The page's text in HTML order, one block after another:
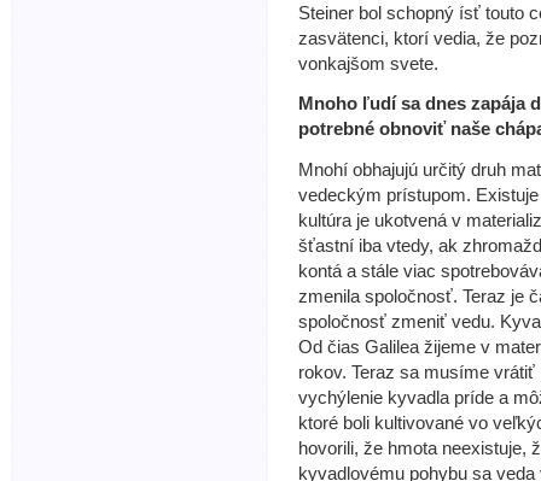
Steiner bol schopný ísť touto
zasvätenci, ktorí vedia, že
vonkajšom svete.
Mnoho ľudí sa dnes zapája
potrebné obnoviť naše
Mnohí obhajujú určitý druh
vedeckým prístupom.
kultúra je ukotvená v
šťastní iba vtedy, ak
kontá a stále viac
zmenila spoločnosť. Teraz je
spoločnosť zmeniť vedu.
Od čias Galilea žijeme v
rokov. Teraz sa musíme
vychýlenie kyvadla príde a
ktoré boli kultivované vo
hovorili, že hmota neexistuje,
kyvadlovému pohybu sa